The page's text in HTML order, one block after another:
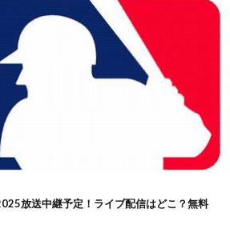
放送中継予定！ライブ配信はどこ？無料